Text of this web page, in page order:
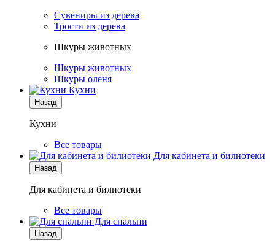
Сувениры из дерева
Трости из дерева
Шкуры животных
Шкуры животных
Шкуры оленя
Кухни
Назад
Кухни
Все товары
Для кабинета и билиотеки
Назад
Для кабинета и билиотеки
Все товары
Для спальни
Назад